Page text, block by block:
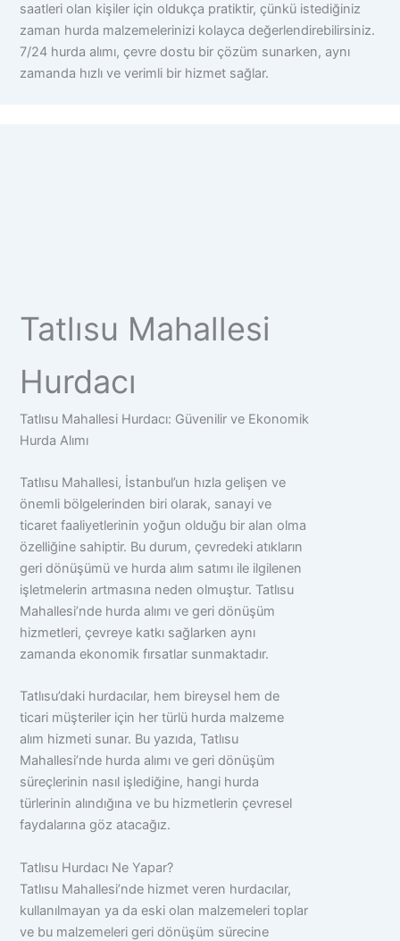
saatleri olan kişiler için oldukça pratiktir, çünkü istediğiniz
zaman hurda malzemelerinizi kolayca değerlendirebilirsiniz.
7/24 hurda alımı, çevre dostu bir çözüm sunarken, aynı
zamanda hızlı ve verimli bir hizmet sağlar.
Tatlısu Mahallesi
Hurdacı
Tatlısu Mahallesi Hurdacı: Güvenilir ve Ekonomik
Hurda Alımı
Tatlısu Mahallesi, İstanbul’un hızla gelişen ve
önemli bölgelerinden biri olarak, sanayi ve
ticaret faaliyetlerinin yoğun olduğu bir alan olma
özelliğine sahiptir. Bu durum, çevredeki atıkların
geri dönüşümü ve hurda alım satımı ile ilgilenen
işletmelerin artmasına neden olmuştur. Tatlısu
Mahallesi’nde hurda alımı ve geri dönüşüm
hizmetleri, çevreye katkı sağlarken aynı
zamanda ekonomik fırsatlar sunmaktadır.
Tatlısu’daki hurdacılar, hem bireysel hem de
ticari müşteriler için her türlü hurda malzeme
alım hizmeti sunar. Bu yazıda, Tatlısu
Mahallesi’nde hurda alımı ve geri dönüşüm
süreçlerinin nasıl işlediğine, hangi hurda
türlerinin alındığına ve bu hizmetlerin çevresel
faydalarına göz atacağız.
Tatlısu Hurdacı Ne Yapar?
Tatlısu Mahallesi’nde hizmet veren hurdacılar,
kullanılmayan ya da eski olan malzemeleri toplar
ve bu malzemeleri geri dönüşüm sürecine